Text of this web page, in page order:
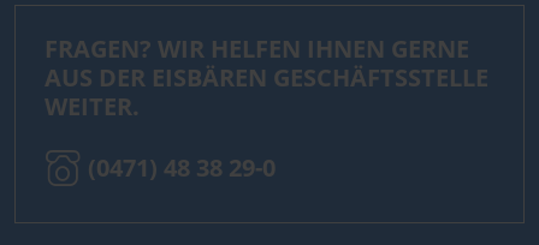
FRAGEN? WIR HELFEN IHNEN GERNE
AUS DER EISBÄREN GESCHÄFTSSTELLE
WEITER.
(0471) 48 38 29-0